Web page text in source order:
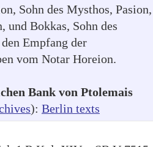
Sohn des Mysthos, Pasion,
und Bokkas, Sohn des
Empfang der
vom Notar Horeion.
Bank von Ptolemais
): Berlin texts